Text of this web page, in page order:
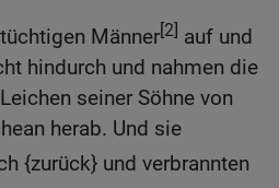
Männer[2] auf und
hindurch und nahmen die
seiner Söhne von
herab. Und sie
{zurück} und verbrannten